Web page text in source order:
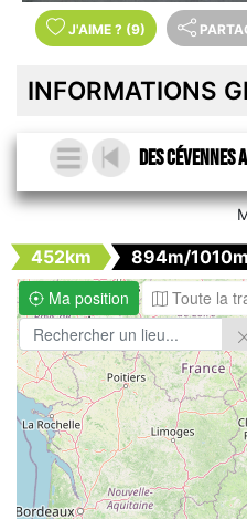
J'AIME ? (9)
INFORMATIONS
Des Cévennes
452km
894m/1010m
Ma position
Toute la